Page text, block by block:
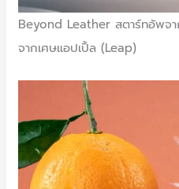
Beyond Leather สตาร์ทอัพจ
จากเศษแอปเปิ้ล (Leap)